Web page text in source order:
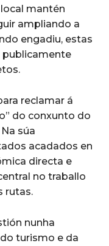
mantén
ampliando a
engadiu, estas
publicamente
reclamar á
do conxunto do
súa
acadados en
directa e
no traballo
rutas.
nunha
turismo e da